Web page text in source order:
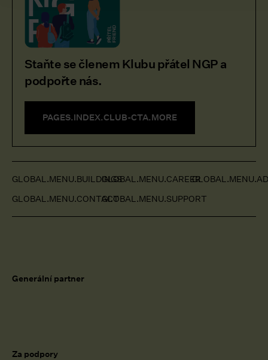
Staňte se členem Klubu přátel NGP a
podpořte nás.
PAGES.INDEX.CLUB-CTA.MORE
GLOBAL.MENU.BUILDINGSGLOBAL.MENU.CAREER
GLOBAL.MENU.CONTACTGLOBAL.MENU.SUPPORT
Generální partner
Za podpory